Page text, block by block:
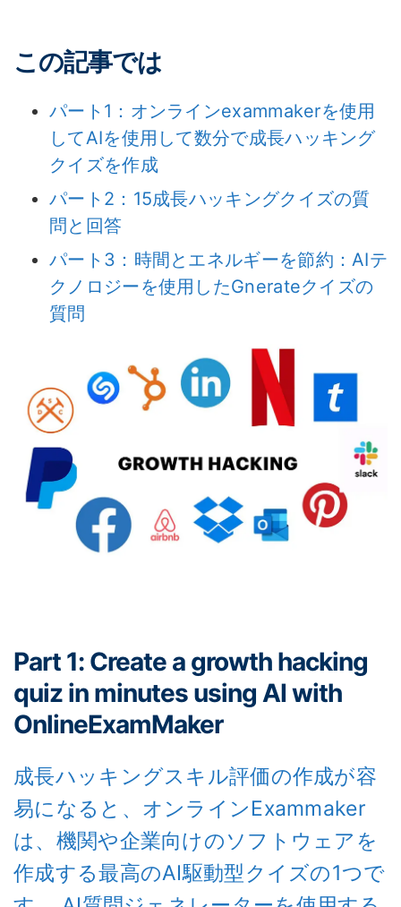
この記事では
パート1：オンラインexammakerを使用
してAIを使用して数分で成長ハッキング
クイズを作成
パート2：15成長ハッキングクイズの質
問と回答
パート3：時間とエネルギーを節約：AIテ
クノロジーを使用したGnerateクイズの
質問
Part 1: Create a growth hacking
quiz in minutes using AI with
OnlineExamMaker
成長ハッキングスキル評価の作成が容
易になると、オンラインExammaker
は、機関や企業向けのソフトウェアを
作成する最高のAI駆動型クイズの1つで